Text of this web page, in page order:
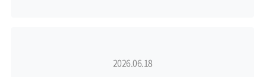
2026.06.18